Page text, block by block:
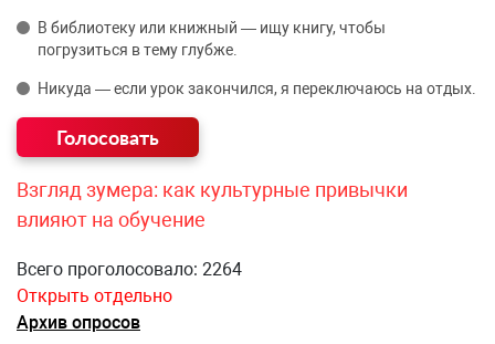
В библиотеку или книжный — ищу книгу, чтобы
погрузиться в тему глубже.
Никуда — если урок закончился, я переключаюсь на отдых.
Взгляд зумера: как культурные привычки
влияют на обучение
Всего проголосовало: 2264
Открыть отдельно
Архив опросов